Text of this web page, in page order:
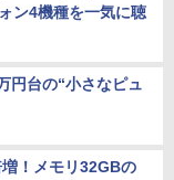
ン4機種を一気に聴
円台の“小さなピュ
！メモリ32GBの